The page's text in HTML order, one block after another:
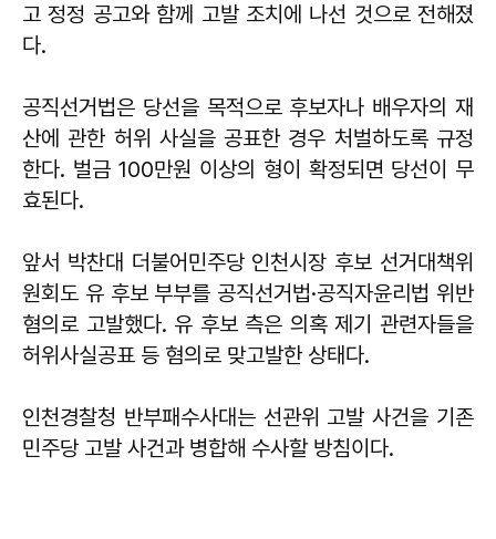
고 정정 공고와 함께 고발 조치에 나선 것으로 전해졌
다.
공직선거법은 당선을 목적으로 후보자나 배우자의 재
산에 관한 허위 사실을 공표한 경우 처벌하도록 규정
한다. 벌금 100만원 이상의 형이 확정되면 당선이 무
효된다.
앞서 박찬대 더불어민주당 인천시장 후보 선거대책위
원회도 유 후보 부부를 공직선거법·공직자윤리법 위반
혐의로 고발했다. 유 후보 측은 의혹 제기 관련자들을
허위사실공표 등 혐의로 맞고발한 상태다.
인천경찰청 반부패수사대는 선관위 고발 사건을 기존
민주당 고발 사건과 병합해 수사할 방침이다.